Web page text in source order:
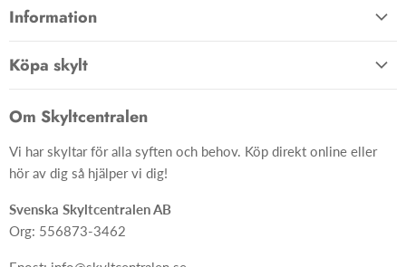
Information
Om oss
Ångra ditt köp
Köpa skylt
Material
Skyltar
Skapa skylt från grunden
Om Skyltcentralen
Vi har skyltar för alla syften och behov. Köp direkt online eller
hör av dig så hjälper vi dig!
Svenska Skyltcentralen AB
Org: 556873-3462